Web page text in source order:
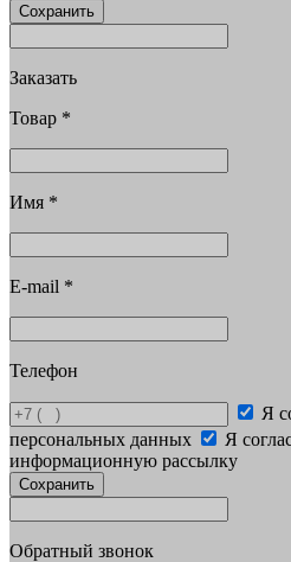
Сохранить
Заказать
Товар *
Имя *
E-mail *
Телефон
Я
персональных данных
Я
информационную рассылку
Сохранить
Обратный звонок